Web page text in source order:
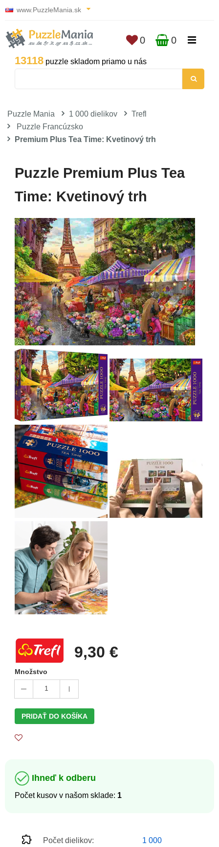
www.PuzzleMania.sk
13118 puzzle skladom priamo u nás
0 0
Puzzle Mania 1 000 dielikov
Trefl
Puzzle Francúzsko
Premium Plus Tea Time: Kvetinový trh
Puzzle Premium Plus Tea
Time: Kvetinový trh
9,30 €
Množstvo
1
PRIDAŤ DO KOŠÍKA
Ihneď k odberu
Počet kusov v našom sklade: 1
Počet dielikov: 1 000